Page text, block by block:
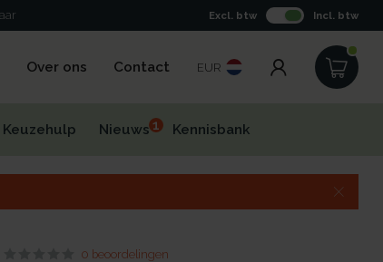
Excl. btw Incl. btw
Over ons Contact EUR
Keuzehulp Nieuws1 Kennisbank
0 beoordelingen